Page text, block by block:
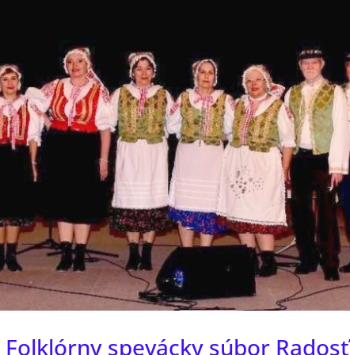
Folklórny spevácky súbor Radosť